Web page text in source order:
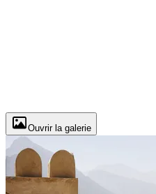
Ouvrir la galerie